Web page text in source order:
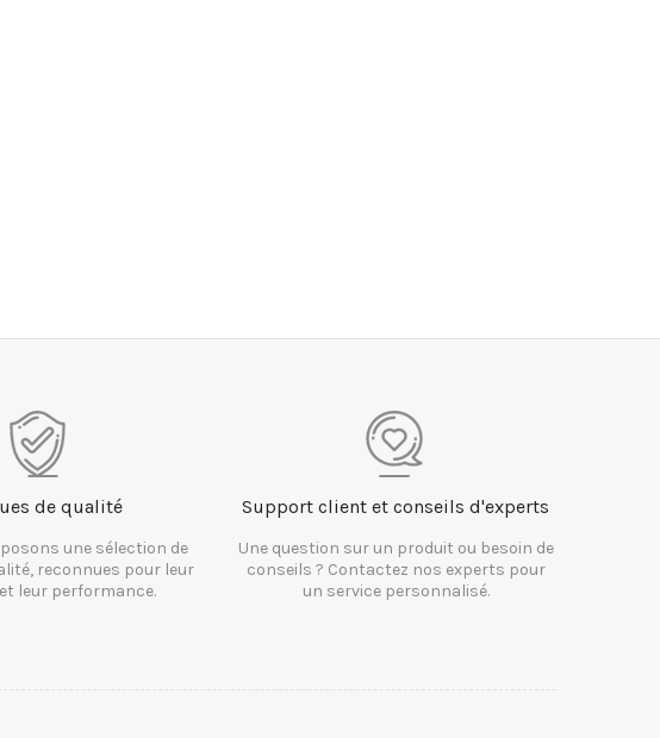
de qualité
une sélection de
reconnues pour leur
leur performance.
Support client et conseils d'experts
Une question sur un produit ou besoin de
conseils ? Contactez nos experts pour
un service personnalisé.